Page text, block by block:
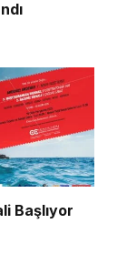
Başlıyor